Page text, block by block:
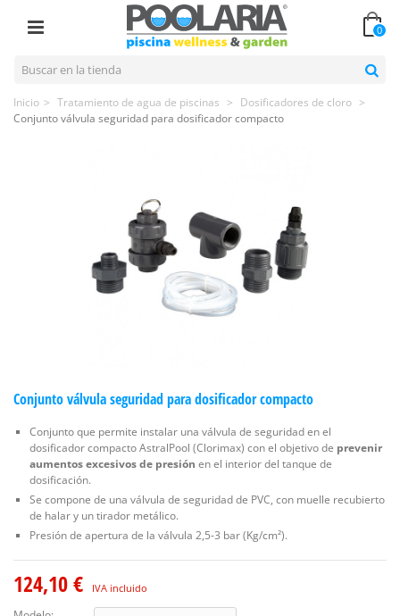
0
Inicio > Tratamiento de agua de piscinas > Dosificadores de cloro >
Conjunto válvula seguridad para dosificador compacto
Conjunto válvula seguridad para dosificador compacto
Conjunto que permite instalar una válvula de seguridad en el
dosificador compacto AstralPool (Clorimax) con el objetivo de prevenir
aumentos excesivos de presión en el interior del tanque de
dosificación.
Se compone de una válvula de seguridad de PVC, con muelle recubierto
de halar y un tirador metálico.
Presión de apertura de la válvula 2,5-3 bar (Kg/cm²).
124,10 € IVA incluido